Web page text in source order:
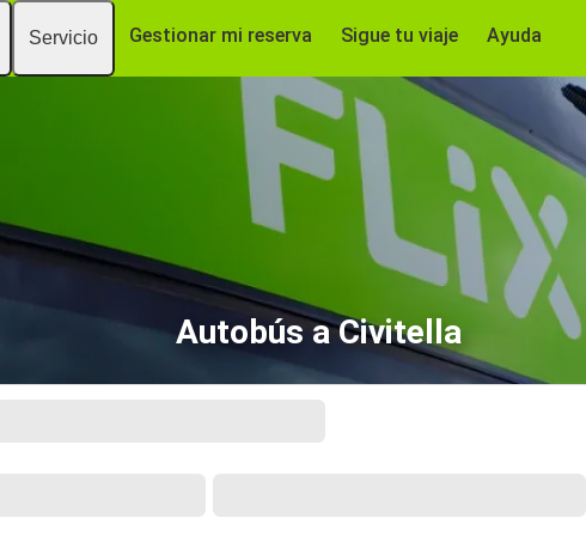
Servicio Gestionar mi reserva Sigue tu viaje Ayuda
Autobús a Civitella